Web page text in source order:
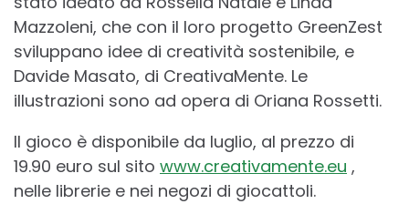
Mazzoleni, che con il loro progetto GreenZest
sviluppano idee di creatività sostenibile, e
Davide Masato, di CreativaMente. Le
illustrazioni sono ad opera di Oriana Rossetti.
Il gioco è disponibile da luglio, al prezzo di
19.90 euro sul sito www.creativamente.eu ,
nelle librerie e nei negozi di giocattoli.